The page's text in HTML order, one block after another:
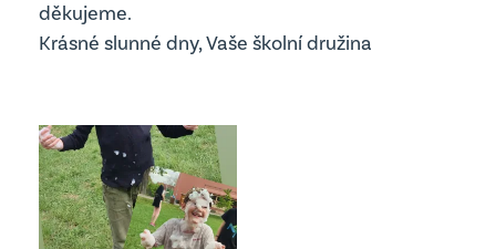
děkujeme.
Krásné slunné dny, Vaše školní družina